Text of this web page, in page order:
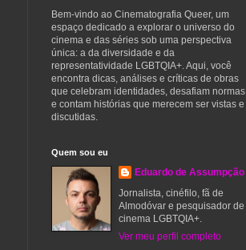
Bem-vindo ao Cinematografia Queer, um
espaço dedicado a explorar o universo do
cinema e das séries sob uma perspectiva
única: a da diversidade e da
representatividade LGBTQIA+. Aqui, você
encontra dicas, análises e críticas de obras
que celebram identidades, desafiam normas
e contam histórias que merecem ser vistas e
discutidas.
Quem sou eu
Eduardo de Assumpção
Jornalista, cinéfilo, fã de
Almodóvar e pesquisador de
cinema LGBTQIA+.
Ver meu perfil completo